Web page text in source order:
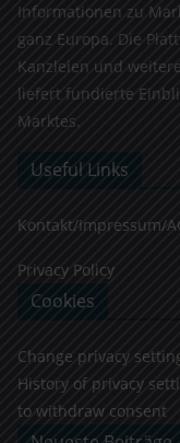
Informationen zu
ganz Europa. Die
Kanzleien und
liefert fundierte
Marktes.
Useful Links
Kontakt/Impressum/
Privacy Policy
Cookies
Change privacy
History of privacy
to withdraw consent